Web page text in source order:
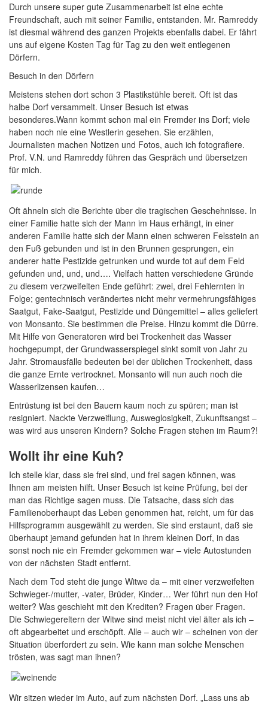
Durch unsere super gute Zusammenarbeit ist eine echte
Freundschaft, auch mit seiner Familie, entstanden. Mr. Ramreddy
ist diesmal während des ganzen Projekts ebenfalls dabei. Er fährt
uns auf eigene Kosten Tag für Tag zu den weit entlegenen
Dörfern.
Besuch in den Dörfern
Meistens stehen dort schon 3 Plastikstühle bereit. Oft ist das
halbe Dorf versammelt. Unser Besuch ist etwas
besonderes.Wann kommt schon mal ein Fremder ins Dorf; viele
haben noch nie eine Westlerin gesehen. Sie erzählen,
Journalisten machen Notizen und Fotos, auch ich fotografiere.
Prof. V.N. und Ramreddy führen das Gespräch und übersetzen
für mich.
Oft ähneln sich die Berichte über die tragischen Geschehnisse. In
einer Familie hatte sich der Mann im Haus erhängt, in einer
anderen Familie hatte sich der Mann einen schweren Felsstein an
den Fuß gebunden und ist in den Brunnen gesprungen, ein
anderer hatte Pestizide getrunken und wurde tot auf dem Feld
gefunden und, und, und…. Vielfach hatten verschiedene Gründe
zu diesem verzweifelten Ende geführt: zwei, drei Fehlernten in
Folge; gentechnisch verändertes nicht mehr vermehrungsfähiges
Saatgut, Fake-Saatgut, Pestizide und Düngemittel – alles geliefert
von Monsanto. Sie bestimmen die Preise. Hinzu kommt die Dürre.
Mit Hilfe von Generatoren wird bei Trockenheit das Wasser
hochgepumpt, der Grundwasserspiegel sinkt somit von Jahr zu
Jahr. Stromausfälle bedeuten bei der üblichen Trockenheit, dass
die ganze Ernte vertrocknet. Monsanto will nun auch noch die
Wasserlizensen kaufen…
Entrüstung ist bei den Bauern kaum noch zu spüren; man ist
resigniert. Nackte Verzweiflung, Ausweglosigkeit, Zukunftsangst –
was wird aus unseren Kindern? Solche Fragen stehen im Raum?!
Wollt ihr eine Kuh?
Ich stelle klar, dass sie frei sind, und frei sagen können, was
Ihnen am meisten hilft. Unser Besuch ist keine Prüfung, bei der
man das Richtige sagen muss. Die Tatsache, dass sich das
Familienoberhaupt das Leben genommen hat, reicht, um für das
Hilfsprogramm ausgewählt zu werden. Sie sind erstaunt, daß sie
überhaupt jemand gefunden hat in ihrem kleinen Dorf, in das
sonst noch nie ein Fremder gekommen war – viele Autostunden
von der nächsten Stadt entfernt.
Nach dem Tod steht die junge Witwe da – mit einer verzweifelten
Schwieger-/mutter, -vater, Brüder, Kinder… Wer führt nun den Hof
weiter? Was geschieht mit den Krediten? Fragen über Fragen.
Die Schwiegereltern der Witwe sind meist nicht viel älter als ich –
oft abgearbeitet und erschöpft. Alle – auch wir – scheinen von der
Situation überfordert zu sein. Wie kann man solche Menschen
trösten, was sagt man ihnen?
Wir sitzen wieder im Auto, auf zum nächsten Dorf. „Lass uns ab